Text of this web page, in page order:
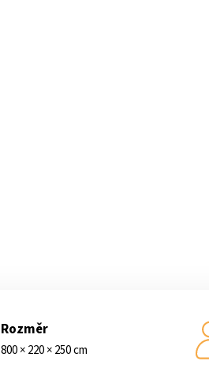
Rozměr
800 × 220 × 250 cm